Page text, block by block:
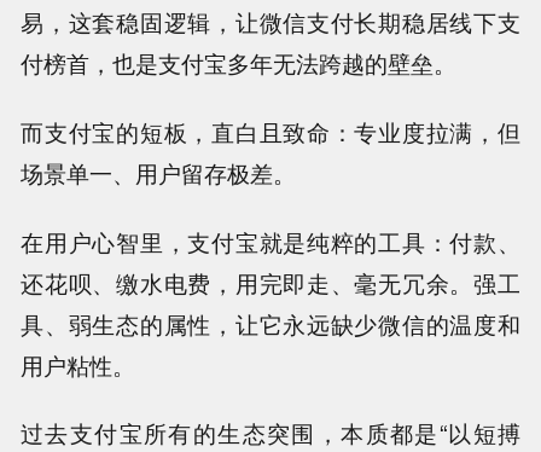
易，这套稳固逻辑，让微信支付长期稳居线下支
付榜首，也是支付宝多年无法跨越的壁垒。
而支付宝的短板，直白且致命：专业度拉满，但
场景单一、用户留存极差。
在用户心智里，支付宝就是纯粹的工具：付款、
还花呗、缴水电费，用完即走、毫无冗余。强工
具、弱生态的属性，让它永远缺少微信的温度和
用户粘性。
过去支付宝所有的生态突围，本质都是“以短搏